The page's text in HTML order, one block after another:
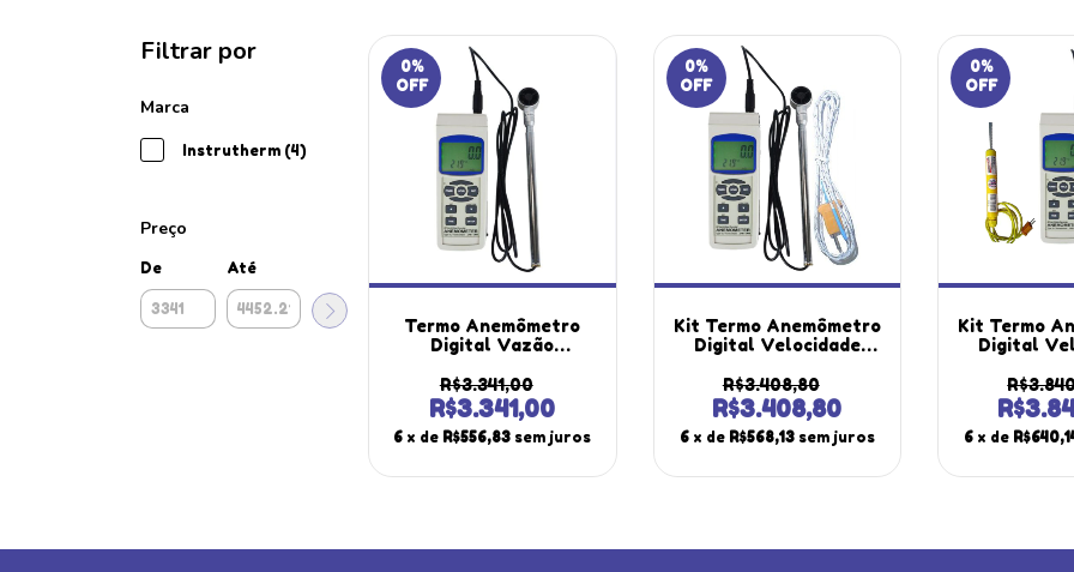
Filtrar por
Marca
Instrutherm (4)
Preço
De Até
0%
OFF
Termo Anemômetro
Digital Vazão
Tipo K J Datalogger
Cartão Sd Usb Tar-176
Portátil Instrutherm
Estojo
R$3.341,00
R$3.341,00
6 x de R$556,83 sem juros
0%
OFF
Kit Termo Anemômetro
Digital Velocidade
Datalogger Usb Tar-
176 Portátil
Instrutherm Sensor S-
02k
R$3.408,80
R$3.408,80
6 x de R$568,13 sem juros
0%
OFF
Kit Termo
Digital
Datalogger
176
Superfície
6 x de